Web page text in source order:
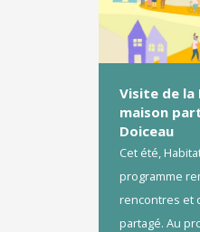
Visite de la
maison
Doiceau
Cet été,
programme
rencontres et
partagé. Au